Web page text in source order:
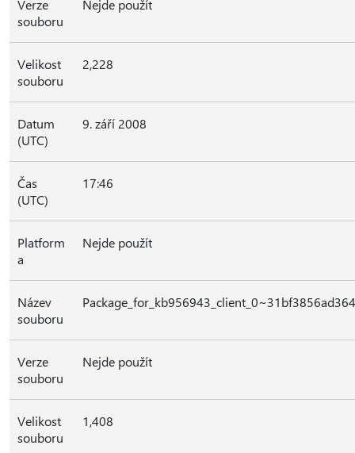
Verze
souboru
Nejde použít
Velikost
souboru
2,228
Datum
(UTC)
9. září 2008
Čas
(UTC)
17:46
Platform
a
Nejde použít
Název
souboru
Verze
souboru
Nejde použít
Velikost
souboru
1,408